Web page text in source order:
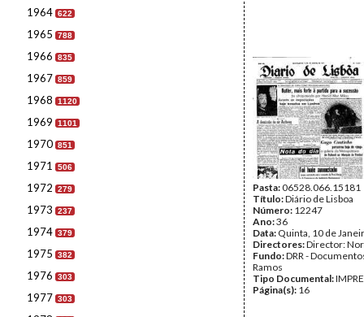
1964 622
1965 788
1966 835
1967 859
1968 1120
1969 1101
1970 851
1971 506
1972 279
1973 237
1974 379
1975 382
1976 303
1977 303
Pasta:06528.066.15181
Título:Diário de Lisboa
Número: 12247
Ano:36
Data: Quinta, 10 de
Directores:Director:
Fundo:DRR -
Ramos
Tipo Documental:
Página(s): 16